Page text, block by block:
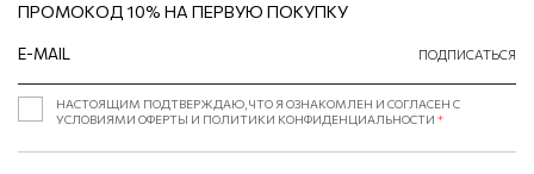
ПРОМОКОД 10% НА ПЕРВУЮ ПОКУПКУ
ПОДПИСАТЬСЯ
НАСТОЯЩИМ ПОДТВЕРЖДАЮ, ЧТО Я ОЗНАКОМЛЕН И СОГЛАСЕН С
УСЛОВИЯМИ ОФЕРТЫ И ПОЛИТИКИ КОНФИДЕНЦИАЛЬНОСТИ*